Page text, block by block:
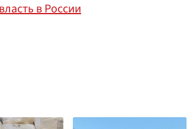
в России